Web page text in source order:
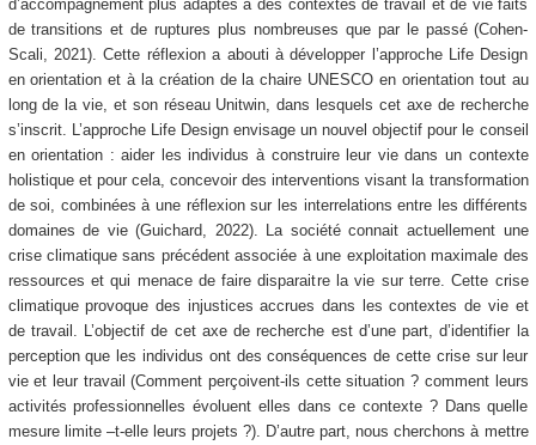
d’accompagnement plus adaptés à des contextes de travail et de vie faits
de transitions et de ruptures plus nombreuses que par le passé (Cohen-
Scali, 2021). Cette réflexion a abouti à développer l’approche Life Design
en orientation et à la création de la chaire UNESCO en orientation tout au
long de la vie, et son réseau Unitwin, dans lesquels cet axe de recherche
s’inscrit. L’approche Life Design envisage un nouvel objectif pour le conseil
en orientation : aider les individus à construire leur vie dans un contexte
holistique et pour cela, concevoir des interventions visant la transformation
de soi, combinées à une réflexion sur les interrelations entre les différents
domaines de vie (Guichard, 2022). La société connait actuellement une
crise climatique sans précédent associée à une exploitation maximale des
ressources et qui menace de faire disparaitre la vie sur terre. Cette crise
climatique provoque des injustices accrues dans les contextes de vie et
de travail. L’objectif de cet axe de recherche est d’une part, d’identifier la
perception que les individus ont des conséquences de cette crise sur leur
vie et leur travail (Comment perçoivent-ils cette situation ? comment leurs
activités professionnelles évoluent elles dans ce contexte ? Dans quelle
mesure limite –t-elle leurs projets ?). D’autre part, nous cherchons à mettre